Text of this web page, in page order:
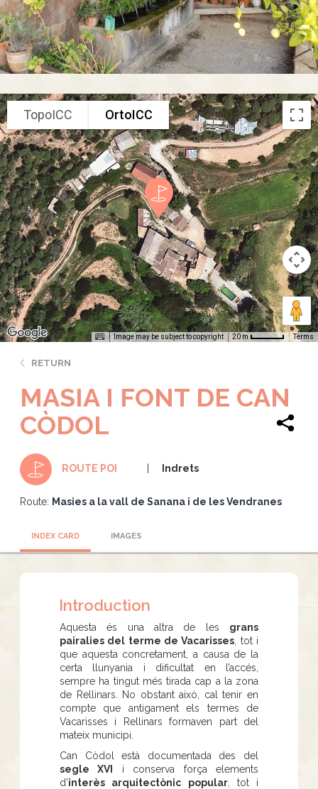
TopoICC OrtoICC
Image may be subject to copyright 20 m Terms
RETURN
MASIA I FONT DE CAN
CÒDOL
ROUTE POI Indrets
Route: Masies a la vall de Sanana i de les Vendranes
INDEX CARD IMAGES
Introduction
Aquesta és una altra de les grans
pairalies del terme de Vacarisses , tot i
que aquesta concretament, a causa de la
certa llunyania i dificultat en l’accés,
sempre ha tingut més tirada cap a la zona
de Rellinars. No obstant això, cal tenir en
compte que antigament els termes de
Vacarisses i Rellinars formaven part del
mateix municipi.
Can Còdol està documentada des del
segle XVI
i conserva força elements
d’interès arquitectònic popular, tot i